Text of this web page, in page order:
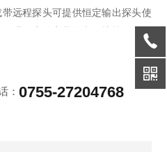
远程探头可提供恒定输出探头使
进行户外安装外壳保护等级IP65
HUMICAP® HMT120 温湿度变
：0755-27204768